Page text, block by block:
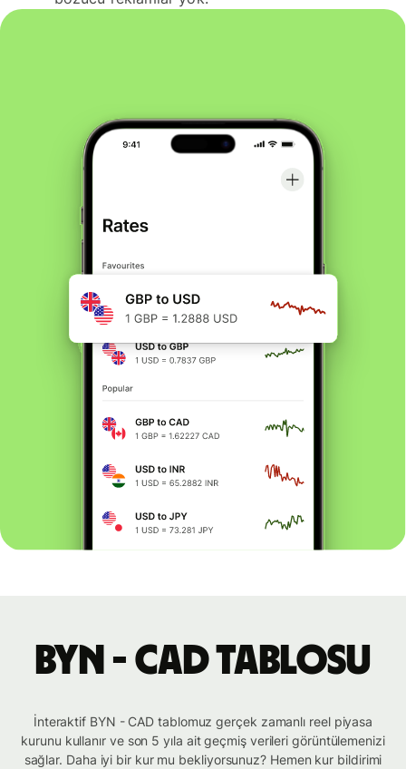
BYN - CAD tablosu
İnteraktif BYN - CAD tablomuz gerçek zamanlı reel piyasa
kurunu kullanır ve son 5 yıla ait geçmiş verileri görüntülemenizi
sağlar. Daha iyi bir kur mu bekliyorsunuz? Hemen kur bildirimi